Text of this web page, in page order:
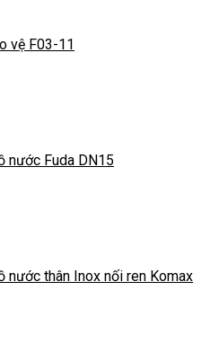
vệ F03-11
nước Fuda DN15
nước thân Inox nối ren Komax